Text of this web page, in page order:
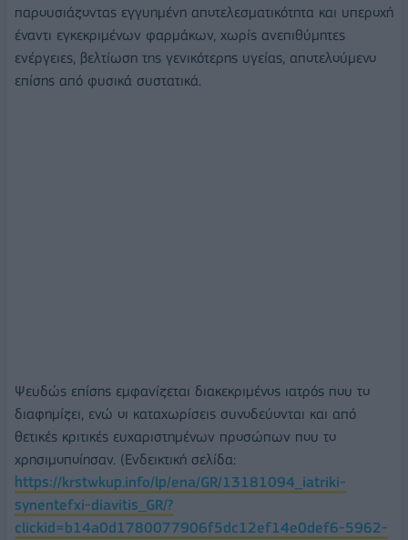
παρουσιάζοντας εγγυημένη αποτελεσματικότητα και υπεροχή
έναντι εγκεκριμένων φαρμάκων, χωρίς ανεπιθύμητες
ενέργειες, βελτίωση της γενικότερης υγείας, αποτελούμενο
επίσης από φυσικά συστατικά.
Ψευδώς επίσης εμφανίζεται διακεκριμένος ιατρός που το
διαφημίζει, ενώ οι καταχωρίσεις συνοδεύονται και από
θετικές κριτικές ευχαριστημένων προσώπων που το
χρησιμοποίησαν. (Ενδεικτική σελίδα:
https://krstwkup.info/lp/ena/GR/13181094_iatriki-
synentefxi-diavitis_GR/?
clickid=b14a0d1780077906f5dc12ef14e0def6-5962-